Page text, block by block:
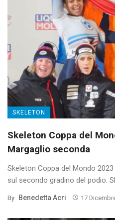
SKELETON
Skeleton Coppa del
Margaglio seconda
Skeleton Coppa del Mondo
sul secondo gradino del podio.
By Benedetta Acri 17